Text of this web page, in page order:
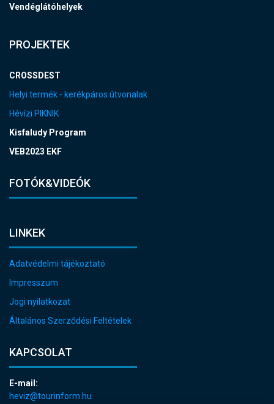
Vendéglátóhelyek
PROJEKTEK
CROSSDEST
Helyi termék - kerékpáros útvonalak
Hévízi PIKNIK
Kisfaludy Program
VEB2023 EKF
FOTÓK&VIDEÓK
LINKEK
Adatvédelmi tájékoztató
Impresszum
Jogi nyilatkozat
Általános Szerződési Feltételek
KAPCSOLAT
E-mail:
heviz@tourinform.hu